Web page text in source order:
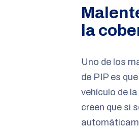
la
Uno de los
de PIP es
vehículo de
creen que si